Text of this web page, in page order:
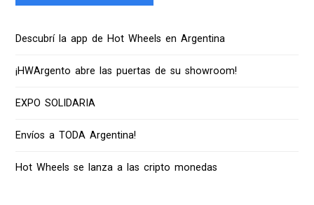
Descubrí la app de Hot Wheels en Argentina
¡HWArgento abre las puertas de su showroom!
EXPO SOLIDARIA
Envíos a TODA Argentina!
Hot Wheels se lanza a las cripto monedas